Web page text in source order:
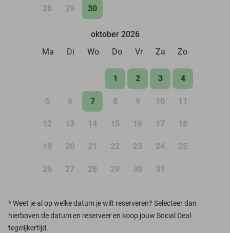
28 29 30
oktober 2026
Ma
Di Wo Do Vr Za Zo
1 2 3 4
5 6 7 8 9 10 11
12 13 14 15 16 17 18
19 20 21 22 23 24 25
26 27 28 29 30 31
*Weet je al op welke datum je wilt reserveren? Selecteer dan
hierboven de datum en reserveer en koop jouw Social Deal
tegelijkertijd.